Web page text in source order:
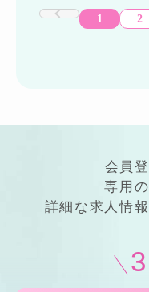
1 2
会員
専用の
詳細 な求人情報